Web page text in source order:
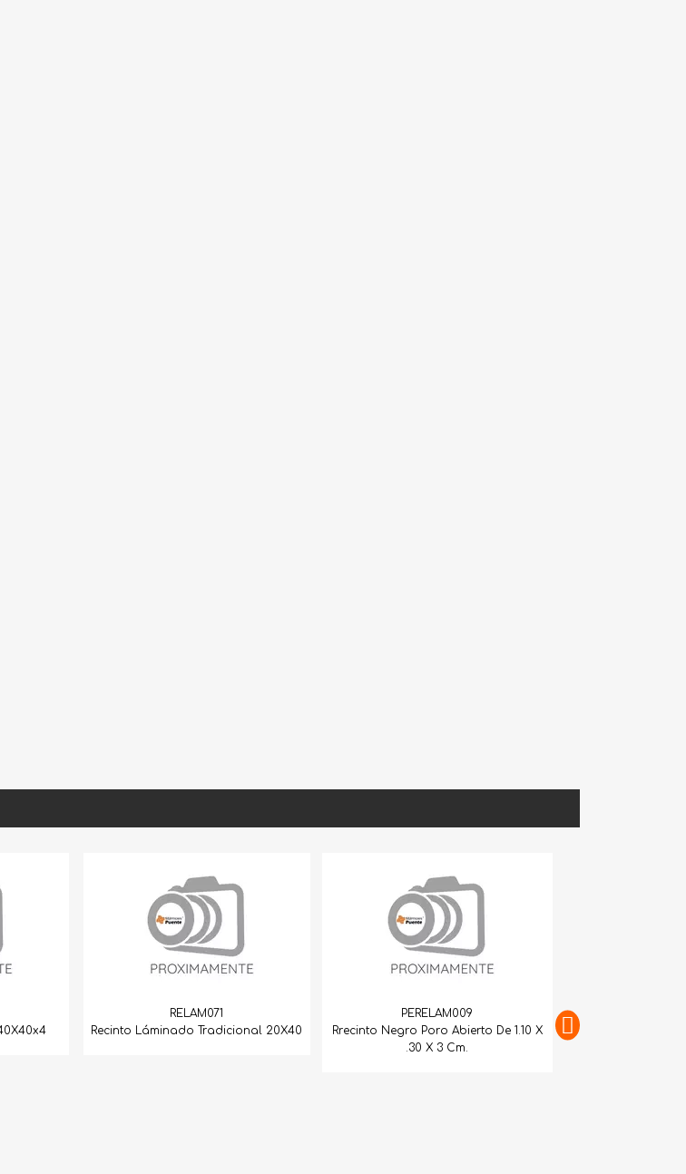
Recinto Láminado Tradicional 20X40
Rrecinto Negro Poro Abierto De 1.10 X